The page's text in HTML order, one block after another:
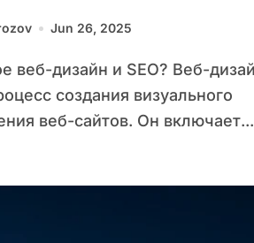
оптимизацию
Jun 26, 2025
создания визуального
веб-сайтов. Он включает...